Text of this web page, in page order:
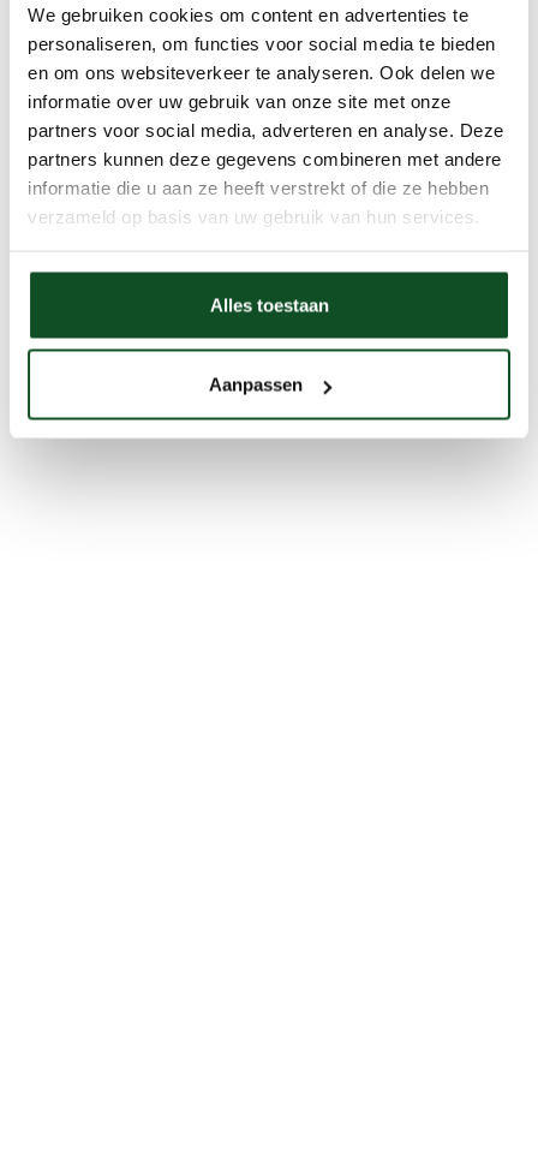
We gebruiken cookies om content en advertenties te
personaliseren, om functies voor social media te bieden
en om ons websiteverkeer te analyseren. Ook delen we
informatie over uw gebruik van onze site met onze
partners voor social media, adverteren en analyse. Deze
partners kunnen deze gegevens combineren met andere
informatie die u aan ze heeft verstrekt of die ze hebben
verzameld op basis van uw gebruik van hun services.
Alles toestaan
Aanpassen